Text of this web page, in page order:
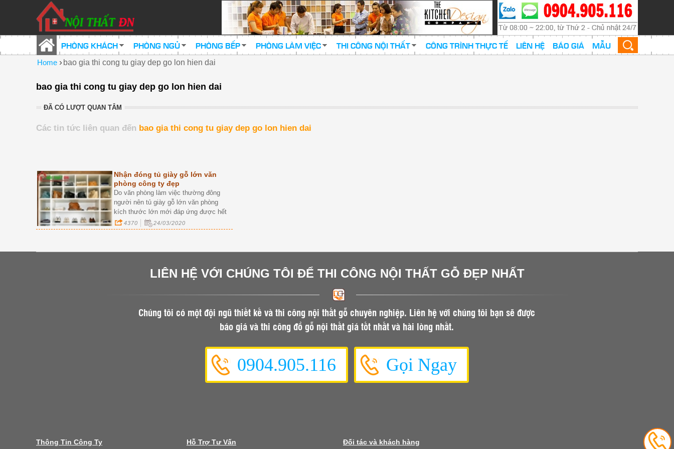
PHÒNG KHÁCH PHÒNG NGỦ PHÒNG BẾP PHÒNG LÀM VIỆC THI CÔNG NỘI THẤT CÔNG TRÌNH THỰC TẾ LIÊN HỆ BÁO GIÁ MẪU
Home › bao gia thi cong tu giay dep go lon hien dai
bao gia thi cong tu giay dep go lon hien dai
ĐÃ CÓ LƯỢT QUAN TÂM
Các tin tức liên quan đến bao gia thi cong tu giay dep go lon hien dai
Nhận đóng tủ giày gỗ lớn văn
phòng công ty đẹp
Do văn phòng làm việc thường đông
người nên tủ giày gỗ lớn văn phòng
kích thước lớn mới đáp ứng được hết
nhu cầu. quý vị khi cần mua, đóng tủ
giày gỗ lớn văn phòng, gọi ngay cho Nội
sản phẩm tốt nhất.
4370 24/03/2020
LIÊN HỆ VỚI CHÚNG TÔI ĐỂ THI CÔNG NỘI THẤT GỖ ĐẸP NHẤT
Chúng tôi có một đội ngũ thiết kế và thi công nội thất gỗ chuyên nghiệp. Liên hệ với chúng tôi bạn sẽ được
báo giá và thi công đồ gỗ nội thất giá tốt nhất và hài lòng nhất.
0904.905.116 Gọi Ngay
Thông Tin Công Ty Hỗ Trợ Tư Vấn Đối tác và khách hàng